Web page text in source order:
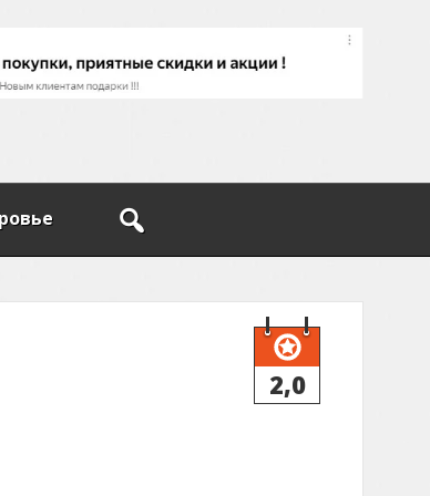
2,0